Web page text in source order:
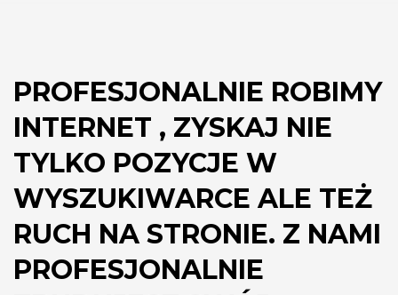
PROFESJONALNIE ROBIMY
INTERNET , ZYSKAJ NIE
TYLKO POZYCJE W
WYSZUKIWARCE ALE TEŻ
RUCH NA STRONIE. Z NAMI
PROFESJONALNIE